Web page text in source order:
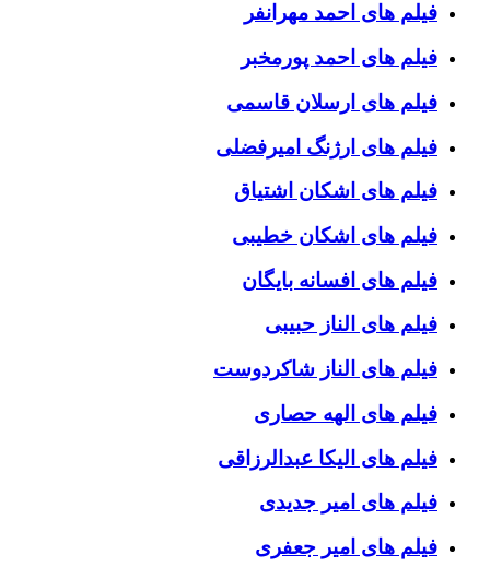
فیلم های احمد مهرانفر
فیلم های احمد پورمخبر
فیلم های ارسلان قاسمی
فیلم های ارژنگ امیرفضلی
فیلم های اشکان اشتیاق
فیلم های اشکان خطیبی
فیلم های افسانه بایگان
فیلم های الناز حبیبی
فیلم های الناز شاکردوست
فیلم های الهه حصاری
فیلم های الیکا عبدالرزاقی
فیلم های امیر جدیدی
فیلم های امیر جعفری